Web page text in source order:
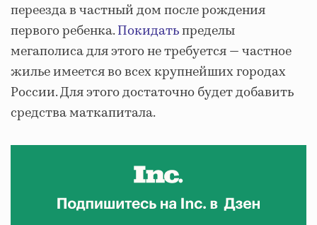
переезда в частный дом после рождения
первого ребенка.Покидатьпределы
мегаполиса для этого не требуется — частное
жилье имеется во всех крупнейших городах
России. Для этого достаточно будет добавить
средства маткапитала.